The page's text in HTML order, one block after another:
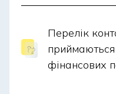
Перелік
фінансових